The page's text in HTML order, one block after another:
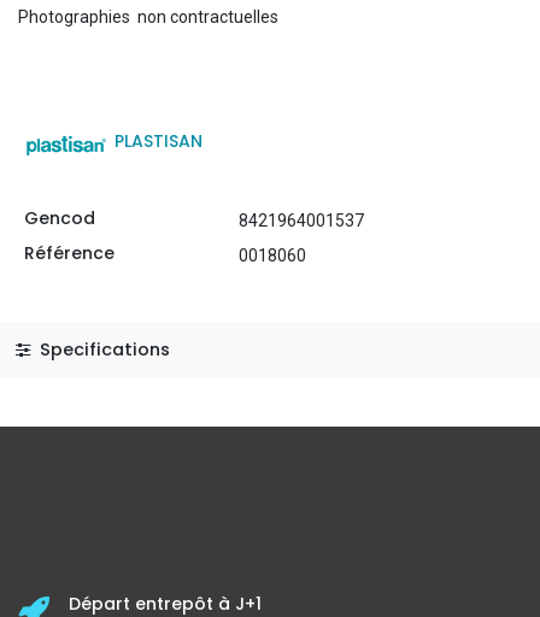
Photographies non contractuelles
PLASTISAN
Gencod 8421964001537
Référence 0018060
Specifications
Départ entrepôt à J+1